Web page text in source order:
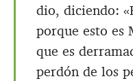
dio, diciendo:
porque esto es
que es
perdón de los